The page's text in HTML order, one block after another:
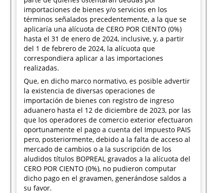
importaciones de bienes y/o servicios en los
términos señalados precedentemente, a la que se
aplicaría una alícuota de CERO POR CIENTO (0%)
hasta el 31 de enero de 2024, inclusive, y, a partir
del 1 de febrero de 2024, la alícuota que
correspondiera aplicar a las importaciones
realizadas.
Que, en dicho marco normativo, es posible advertir
la existencia de diversas operaciones de
importación de bienes con registro de ingreso
aduanero hasta el 12 de diciembre de 2023, por las
que los operadores de comercio exterior efectuaron
oportunamente el pago a cuenta del Impuesto PAIS
pero, posteriormente, debido a la falta de acceso al
mercado de cambios o a la suscripción de los
aludidos títulos BOPREAL gravados a la alícuota del
CERO POR CIENTO (0%), no pudieron computar
dicho pago en el gravamen, generándose saldos a
su favor.